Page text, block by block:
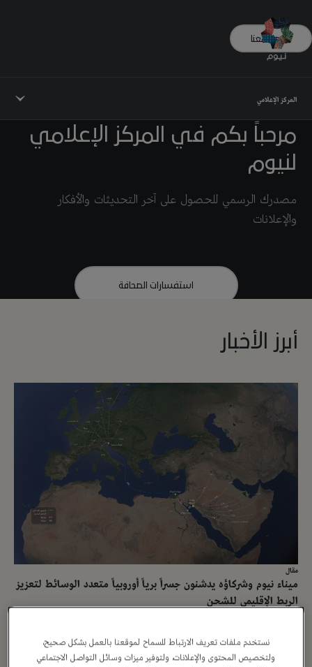
تواصل معنا
المركز الإعلامي
مرحباً بكم في المركز الإعلامي
لنيوم
مصدرك الرسمي للحصول على آخر التحديثات والأفكار
والإعلانات
استفسارات الصحافة
أبرز الأخبار
مقال
ميناء نيوم وشركاؤه يدشنون جسراً برياً أوروبياً متعدد الوسائط لتعزيز
الربط الإقليمي للشحن
نستخدم ملفات تعريف الارتباط للسماح لموقعنا بالعمل بشكل صحيح،
ولتخصيص المحتوى والإعلانات، ولتوفير ميزات وسائل التواصل الاجتماعي